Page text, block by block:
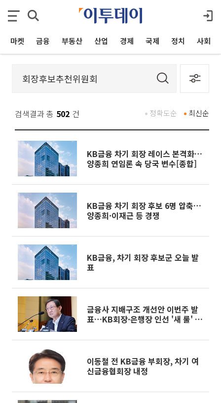
마켓 금융 부동산 산업 경제 국제 정치 사회
검색결과 총 502 건 최신순
정확도순
KB금융 차기 회장 레이스 본격화…
양종희 연임론 속 당국 변수[종합]
KB금융 차기 회장 후보 6명 압축…
양종희·이재근 등 경쟁
KB금융, 차기 회장 후보군 오늘 발
표
금융사 지배구조 개선안 이번주 발
표…KB회장·은행장 인선 '새 룰' 영
이동철 전 KB금융 부회장, 차기 여
신금융협회장 내정